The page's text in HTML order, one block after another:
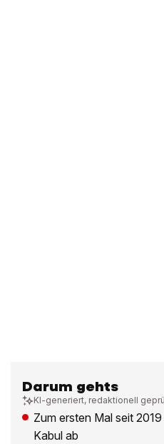
Darum gehts
KI-generiert, redaktionell
Zum ersten Mal seit
Kabul ab